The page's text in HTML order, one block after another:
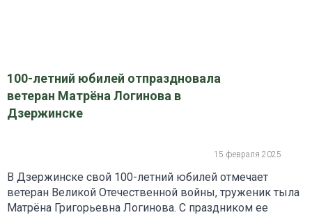
100-летний юбилей отпраздновала
ветеран Матрёна Логинова в
Дзержинске
15 февраля 2025
В Дзержинске свой 100-летний юбилей отмечает
ветеран Великой Отечественной войны, труженик тыла
Матрёна Григорьевна Логинова. С праздником ее